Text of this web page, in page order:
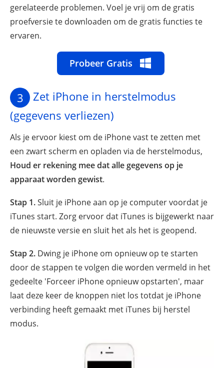
gerelateerde problemen. Voel je vrij om de gratis
proefversie te downloaden om de gratis functies te
ervaren.
Probeer Gratis
3
Zet iPhone in herstelmodus
(gegevens verliezen)
Als je ervoor kiest om de iPhone vast te zetten met
een zwart scherm en opladen via de herstelmodus,
Houd er rekening mee dat alle gegevens op je
apparaat worden gewist.
Stap 1.Sluit je iPhone aan op je computer voordat je
iTunes start. Zorg ervoor dat iTunes is bijgewerkt naar
de nieuwste versie en sluit het als het is geopend.
Stap 2. Dwing je iPhone om opnieuw op te starten
door de stappen te volgen die worden vermeld in het
gedeelte 'Forceer iPhone opnieuw opstarten', maar
laat deze keer de knoppen niet los totdat je iPhone
verbinding heeft gemaakt met iTunes bij herstel
modus.